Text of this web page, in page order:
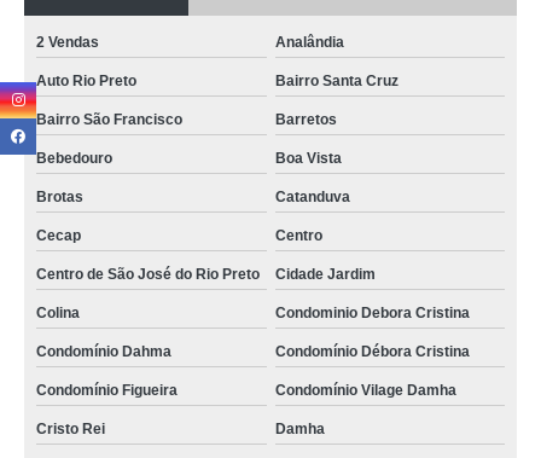
2 Vendas Analândia
Auto Rio Preto Bairro Santa Cruz
Bairro São Francisco Barretos
Bebedouro Boa Vista
Brotas Catanduva
Cecap Centro
Centro de São José do Rio Preto Cidade Jardim
Colina Condominio Debora Cristina
Condomínio Dahma Condomínio Débora Cristina
Condomínio Figueira Condomínio Vilage Damha
Cristo Rei Damha